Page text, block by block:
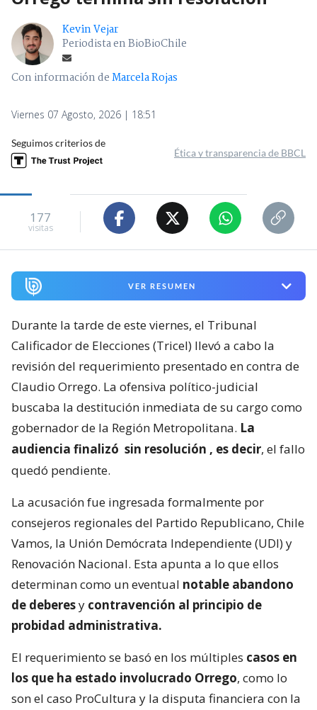
Kevin Vejar
Periodista en BioBioChile
Con información deMarcela Rojas
Viernes 07 Agosto, 2026 | 18:51
Seguimos criterios de
Ética y transparencia de BBCL
177
visitas
VER RESUMEN
Durante la tarde de este viernes, el Tribunal
Calificador de Elecciones (Tricel) llevó a cabo la
revisión del requerimiento presentado en contra de
Claudio Orrego. La ofensiva político-judicial
buscaba la destitución inmediata de su cargo como
gobernador de la Región Metropolitana. La
audiencia finalizó sin resolución , es decir, el fallo
quedó pendiente.
La acusación fue ingresada formalmente por
consejeros regionales del Partido Republicano, Chile
Vamos, la Unión Demócrata Independiente (UDI) y
Renovación Nacional. Esta apunta a lo que ellos
determinan como un eventual notable abandono
de deberesy contravención al principio de
probidad administrativa.
El requerimiento se basó en los múltiples casos en
los que ha estado involucrado Orrego, como lo
son el caso ProCultura y la disputa financiera con la